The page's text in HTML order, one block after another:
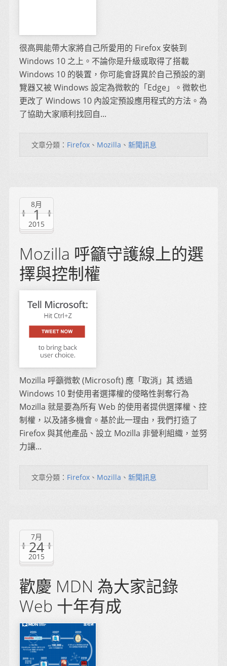
很高興能帶大家將自己所愛用的 Firefox 安裝到
Windows 10 之上。不論你是升級或取得了搭載
Windows 10 的裝置，你可能會訝異於自己預設的瀏
覽器又被 Windows 設定為微軟的「Edge」。微軟也
更改了 Windows 10 內設定預設應用程式的方法。為
了協助大家順利找回自...
文章分類： Firefox 、 Mozilla 、 新聞訊息
8月
1
2015
Mozilla 呼籲守護線上的選
擇與控制權
Mozilla 呼籲微軟 (Microsoft) 應「取消」其 透過
Windows 10 對使用者選擇權的侵略性剝奪行為
Mozilla 就是要為所有 Web 的使用者提供選擇權、控
制權，以及諸多機會。基於此一理由，我們打造了
Firefox 與其他產品、設立 Mozilla 非營利組織，並努
力讓...
文章分類： Firefox 、 Mozilla 、 新聞訊息
7月
24
2015
歡慶 MDN 為大家記錄
Web 十年有成